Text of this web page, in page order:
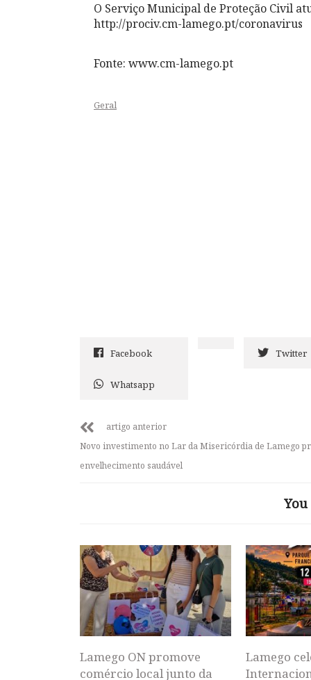
O Serviço Municipal de Proteção Civil
http://prociv.cm-lamego.pt/coronavirus
Fonte: www.cm-lamego.pt
Geral
Facebook Twitter
Whatsapp
artigo anterior
Novo investimento no Lar da Misericórdia de Lamego
envelhecimento saudável
Lamego ON promove
comércio local junto da
Lamego